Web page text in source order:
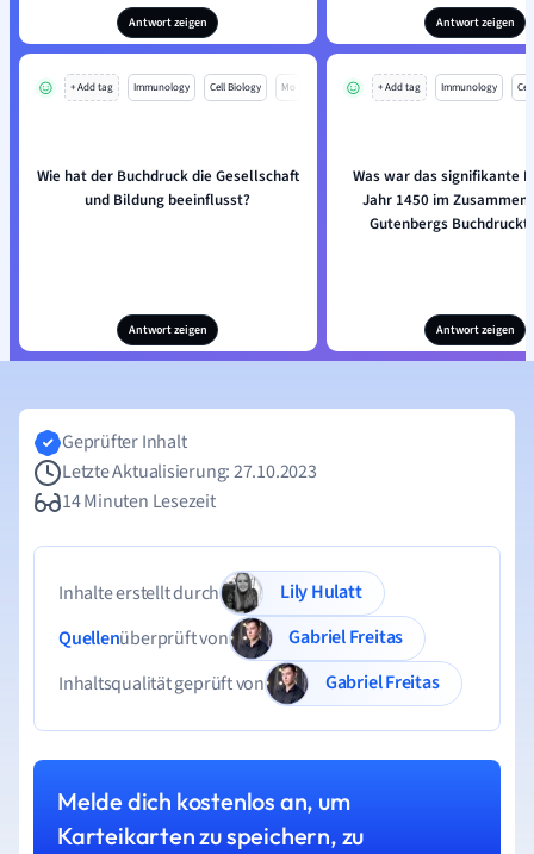
Antwort zeigen Antwort zeigen
+ Add tag Immunology Cell Biology Mo
Wie hat der Buchdruck die Gesellschaft
und Bildung beeinflusst?
Antwort zeigen
+ Add tag Immunology
Was war das signifikante
Jahr 1450 im
Gutenbergs
Antwort zeigen
Geprüfter Inhalt
Letzte Aktualisierung: 27.10.2023
14 Minuten Lesezeit
Inhalte erstellt durch
Lily Hulatt
Quellenüberprüft von
Gabriel Freitas
Inhaltsqualität geprüft von
Gabriel Freitas
Melde dich kostenlos an, um
Karteikarten zu speichern, zu